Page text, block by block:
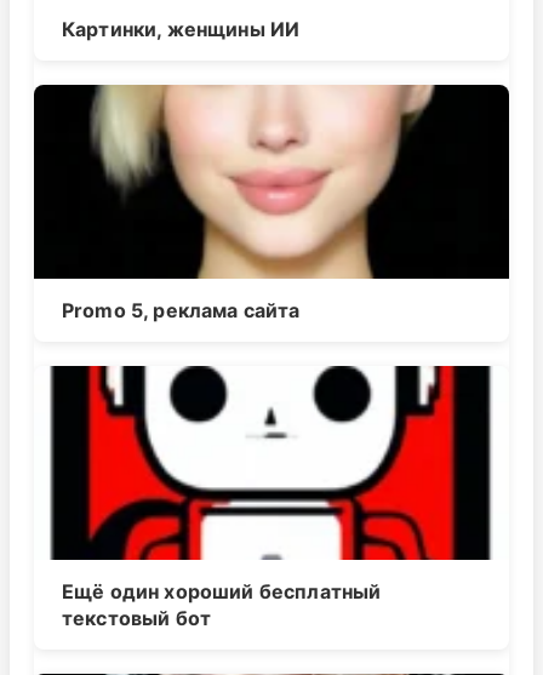
Картинки, женщины ИИ
Promo 5, реклама сайта
Ещё один хороший бесплатный
текстовый бот